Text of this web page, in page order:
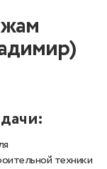
техники